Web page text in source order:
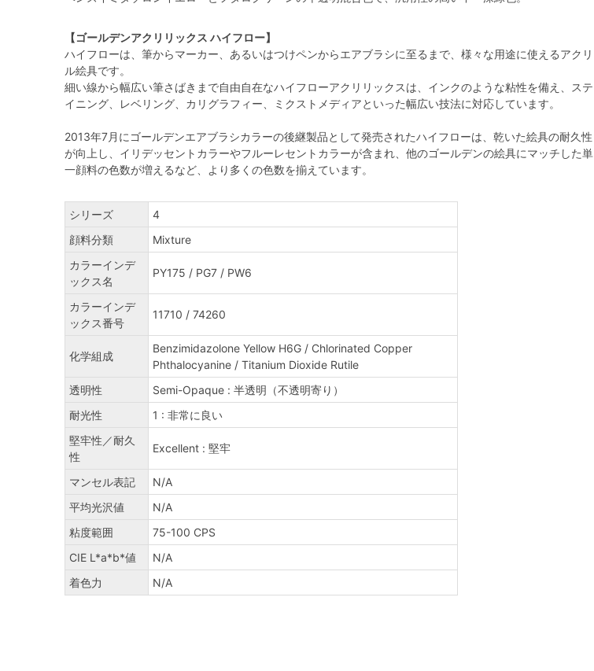
【ゴールデンアクリリックス ハイフロー】
ハイフローは、筆からマーカー、あるいはつけペンからエアブラシに至るまで、様々な用途に使えるアクリ
ル絵具です。
細い線から幅広い筆さばきまで自由自在なハイフローアクリリックスは、インクのような粘性を備え、ステ
イニング、レベリング、カリグラフィー、ミクストメディアといった幅広い技法に対応しています。
2013年7月にゴールデンエアブラシカラーの後継製品として発売されたハイフローは、乾いた絵具の耐久性
が向上し、イリデッセントカラーやフルーレセントカラーが含まれ、他のゴールデンの絵具にマッチした単
一顔料の色数が増えるなど、より多くの色数を揃えています。
シリーズ
4
顔料分類
Mixture
カラーインデ
ックス名
PY175 / PG7 / PW6
カラーインデ
ックス番号
11710 / 74260
化学組成
Benzimidazolone Yellow H6G / Chlorinated Copper
Phthalocyanine / Titanium Dioxide Rutile
透明性
Semi-Opaque : 半透明（不透明寄り）
耐光性
1 : 非常に良い
堅牢性／耐久
性
Excellent : 堅牢
マンセル表記
N/A
平均光沢値
N/A
粘度範囲
75-100 CPS
CIE L*a*b*値
N/A
着色力
N/A